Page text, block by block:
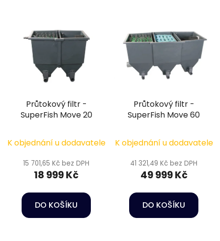
Průtokový filtr -
SuperFish Move 20
K objednání u dodavatele
15 701,65 Kč bez DPH
18 999 Kč
DO KOŠÍKU
Průtokový filtr -
SuperFish Move 60
K objednání u dodavatele
41 321,49 Kč bez DPH
49 999 Kč
DO KOŠÍKU